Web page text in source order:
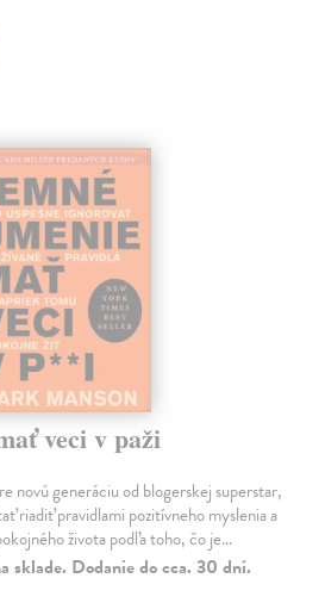
veci v paži
novú generáciu od blogerskej superstar,
riadiť pravidlami pozitívneho myslenia a
života podľa toho, čo je…
sklade. Dodanie do cca. 30 dní.